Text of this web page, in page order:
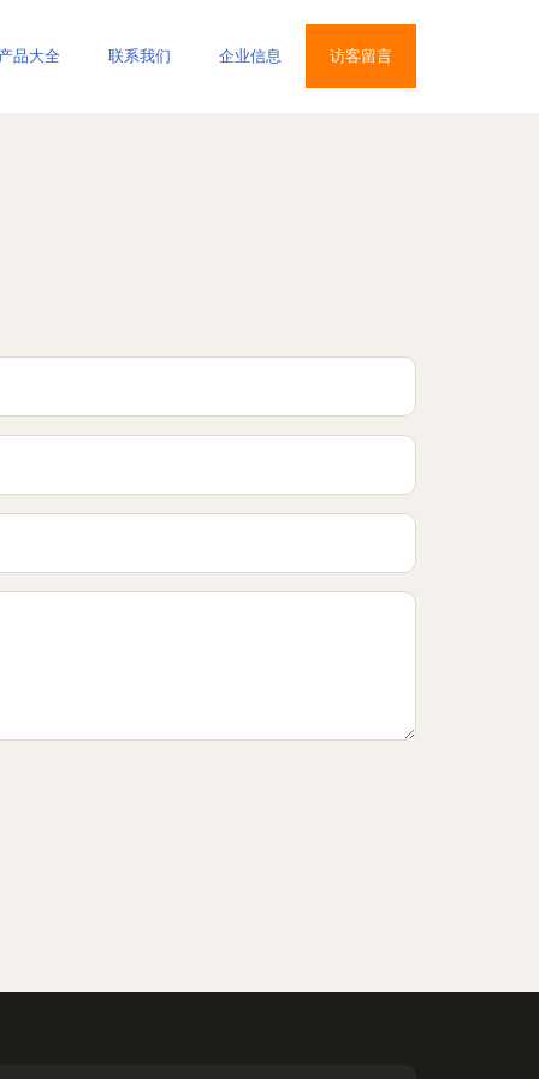
产品大全 联系我们 企业信息 访客留言